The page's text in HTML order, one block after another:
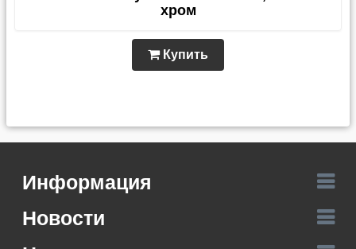
хром
Купить
Информация
Новости